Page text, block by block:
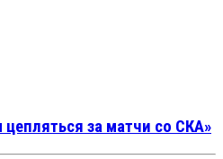
за матчи со СКА»